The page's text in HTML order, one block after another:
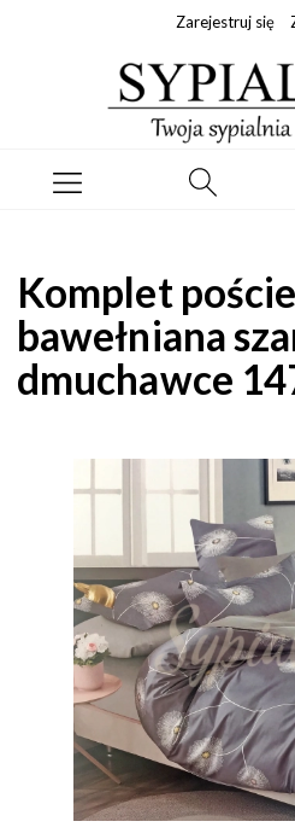
Zarejestruj się
Komplet
bawełniana
dmuchawce